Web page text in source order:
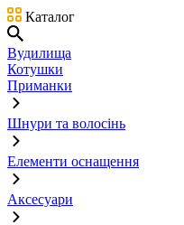
Каталог
Вудилища
Котушки
Приманки
Шнури та волосінь
Елементи оснащення
Аксесуари